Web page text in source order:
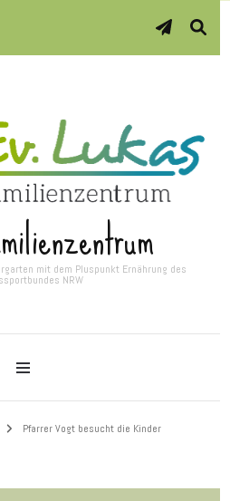
mit dem Pluspunkt Ernährung des
NRW
Pfarrer Vogt besucht die Kinder